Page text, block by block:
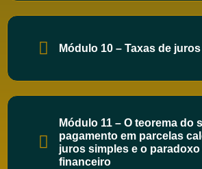
Módulo 10 – Taxas de
Módulo 11 – O teorema do
pagamento em parcelas
juros simples e o
financeiro